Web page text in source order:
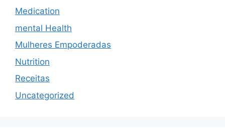
Medication
mental Health
Mulheres Empoderadas
Nutrition
Receitas
Uncategorized